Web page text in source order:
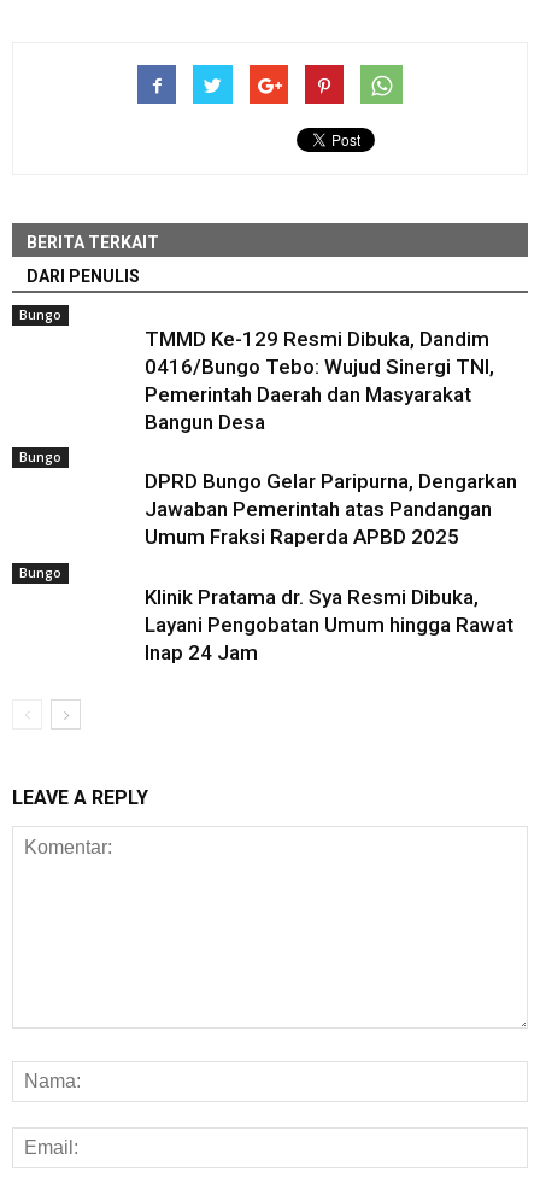
BERITA TERKAIT
DARI PENULIS
Bungo
TMMD Ke-129 Resmi Dibuka, Dandim
0416/Bungo Tebo: Wujud Sinergi TNI,
Pemerintah Daerah dan Masyarakat
Bangun Desa
Bungo
DPRD Bungo Gelar Paripurna, Dengarkan
Jawaban Pemerintah atas Pandangan
Umum Fraksi Raperda APBD 2025
Bungo
Klinik Pratama dr. Sya Resmi Dibuka,
Layani Pengobatan Umum hingga Rawat
Inap 24 Jam
LEAVE A REPLY